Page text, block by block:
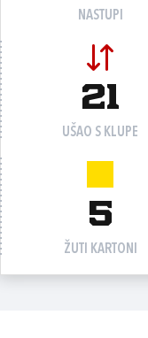
NASTUPI
21
UŠAO S KLUPE
5
ŽUTI KARTONI